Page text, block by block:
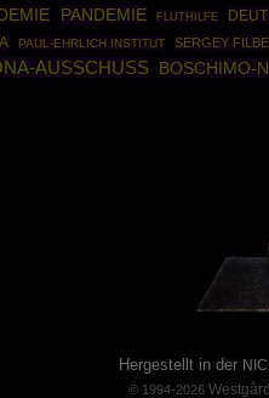
PANDEMIE FLUTHILFE
PAUL-EHRLICH INSTITUT SERGEY
AUSSCHUSS BOSCHIMO-
Hergestellt in der
© 1994-2026 Westgård